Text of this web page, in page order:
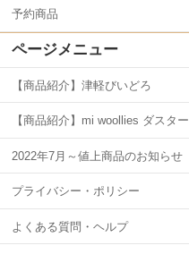
予約商品
ページメニュー
【商品紹介】津軽びいどろ
【商品紹介】mi woollies ダスター
2022年7月～値上商品のお知らせ
プライバシー・ポリシー
よくある質問・ヘルプ